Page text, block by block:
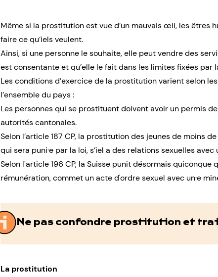
Même si la prostitution est vue d’un mauvais œil, les êtres
faire ce qu’iels veulent.
Ainsi, si une personne le souhaite, elle peut vendre des
estconsentanteet qu’elle le fait dans les limites fixées par
Les conditions d’exercice de la prostitution varient selon
l’ensemble du pays :
Les personnes qui se prostituent doivent avoir un permis
autorités cantonales.
Selon l’article 187 CP, la prostitution des jeunes de moins de
qui sera puni·e par la loi, s’iel a des relations sexuelles avec
Selon l'article 196 CP, la Suisse punit désormais
rémunération, commet un acte d'ordre sexuel avec un·e
Ne pas confondre prostitution et
La prostitution